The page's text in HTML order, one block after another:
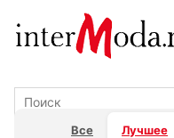
Все Лучшее